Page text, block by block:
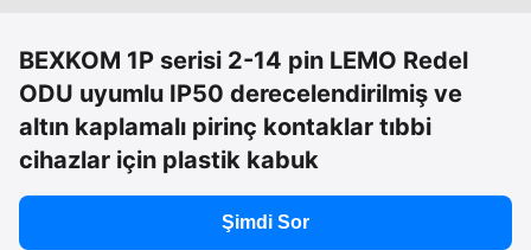
BEXKOM 1P serisi 2-14 pin LEMO Redel
ODU uyumlu IP50 derecelendirilmiş ve
altın kaplamalı pirinç kontaklar tıbbi
cihazlar için plastik kabuk
Şimdi Sor